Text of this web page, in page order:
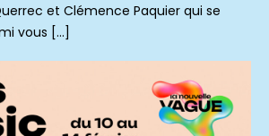
et Clémence Paquier qui se
vous […]